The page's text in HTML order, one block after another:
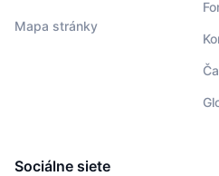
Mapa stránky
Sociálne siete